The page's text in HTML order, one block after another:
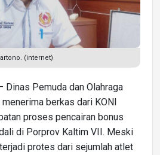
(internet)
Dinas Pemuda dan Olahraga
berkas dari KONI
proses pencairan bonus
di Porprov Kaltim VII. Meski
protes dari sejumlah atlet